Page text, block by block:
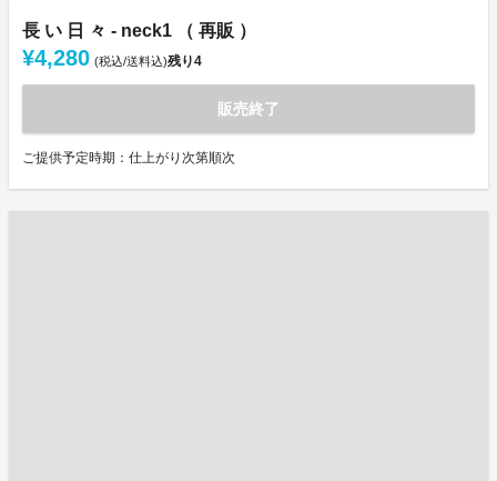
長 い 日 々 - neck1 （ 再販 ）
¥4,280 (税込/送料込)残り4
販売終了
ご提供予定時期：仕上がり次第順次